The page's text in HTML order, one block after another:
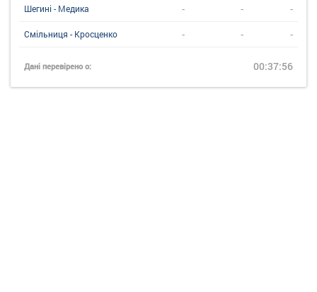
Шегині - Медика - - -
Смільниця - Кросценко - - -
Дані перевірено о: 00:37:56